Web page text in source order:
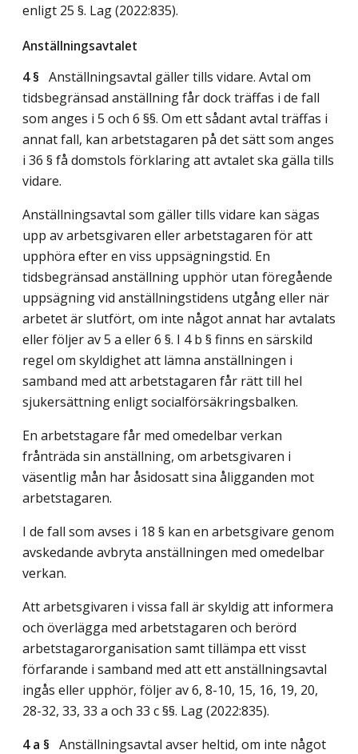
enligt 25 §. Lag (2022:835).
Anställningsavtalet
4 § Anställningsavtal gäller tills vidare. Avtal om
tidsbegränsad anställning får dock träffas i de fall
som anges i 5 och 6 §§. Om ett sådant avtal träffas i
annat fall, kan arbetstagaren på det sätt som anges
i 36 § få domstols förklaring att avtalet ska gälla tills
vidare.
Anställningsavtal som gäller tills vidare kan sägas
upp av arbetsgivaren eller arbetstagaren för att
upphöra efter en viss uppsägningstid. En
tidsbegränsad anställning upphör utan föregående
uppsägning vid anställningstidens utgång eller när
arbetet är slutfört, om inte något annat har avtalats
eller följer av 5 a eller 6 §. I 4 b § finns en särskild
regel om skyldighet att lämna anställningen i
samband med att arbetstagaren får rätt till hel
sjukersättning enligt socialförsäkringsbalken.
En arbetstagare får med omedelbar verkan
frånträda sin anställning, om arbetsgivaren i
väsentlig mån har åsidosatt sina åligganden mot
arbetstagaren.
I de fall som avses i 18 § kan en arbetsgivare genom
avskedande avbryta anställningen med omedelbar
verkan.
Att arbetsgivaren i vissa fall är skyldig att informera
och överlägga med arbetstagaren och berörd
arbetstagarorganisation samt tillämpa ett visst
förfarande i samband med att ett anställningsavtal
ingås eller upphör, följer av 6, 8-10, 15, 16, 19, 20,
28-32, 33, 33 a och 33 c §§. Lag (2022:835).
4 a § Anställningsavtal avser heltid, om inte något